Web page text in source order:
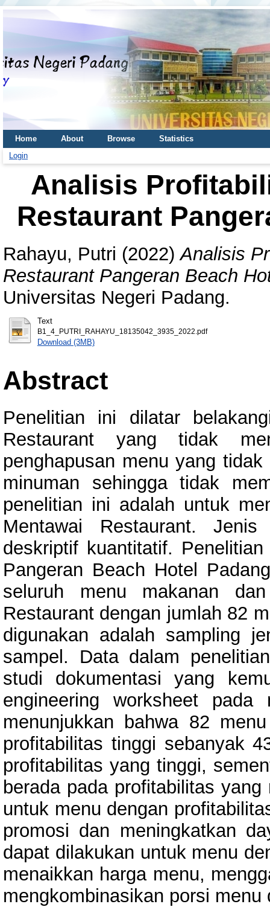
Home About Browse
Statistics
Login
Analisis
Restaurant
Rahayu, Putri (2022)Analisis
Restaurant Pangeran Beach
Universitas Negeri Padang.
Text
B1_4_PUTRI_RAHAYU_18135042_3935_2022.pdf
Download (3MB)
Abstract
Penelitian ini dilatar
Restaurant yang tidak
penghapusan menu yang
minuman sehingga tidak
penelitian ini adalah untuk
Mentawai Restaurant.
deskriptif kuantitatif.
Pangeran Beach Hotel
seluruh menu makanan
Restaurant dengan jumlah 82
digunakan adalah sampling
sampel. Data dalam
studi dokumentasi yang
engineering worksheet
menunjukkan bahwa 82
profitabilitas tinggi sebanyak
profitabilitas yang tinggi,
berada pada profitabilitas
untuk menu dengan
promosi dan meningkatkan
dapat dilakukan untuk menu
menaikkan harga menu,
mengkombinasikan porsi